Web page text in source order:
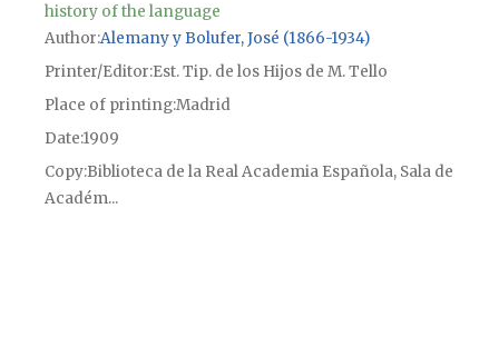
history of the language
Author Alemany y Bolufer, José (1866-1934)
Printer/Editor Est. Tip. de los Hijos de M. Tello
Place of printingMadrid
Date1909
CopyBiblioteca de la Real Academia Española, Sala de
Académ...